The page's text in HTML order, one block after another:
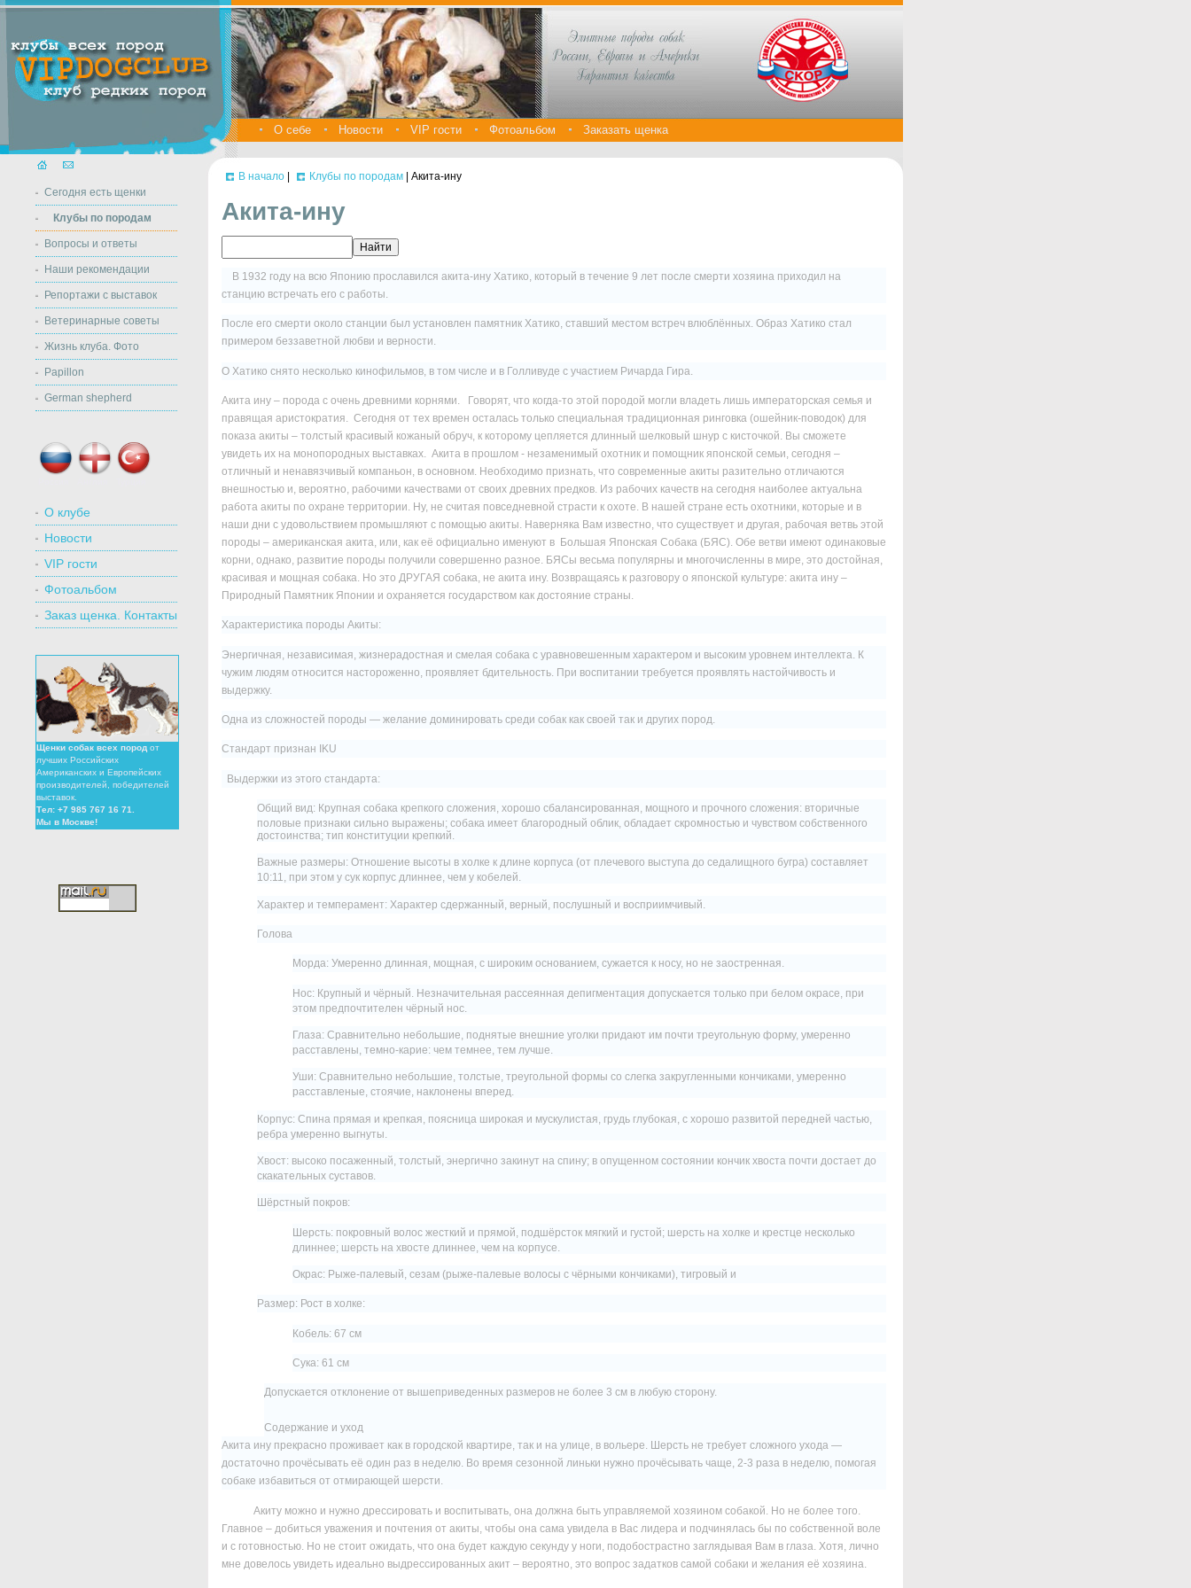
О себе Новости VIP гости Фотоальбом Заказать щенка
Сегодня есть щенки
Клубы по породам
Вопросы и ответы
Наши рекомендации
Репортажи с выставок
Ветеринарные советы
Жизнь клуба. Фото
Papillon
German shepherd
О клубе
Новости
VIP гости
Фотоальбом
Заказ щенка. Контакты
Щенки собак всех пород от
лучших Российских
Американских и Европейских
производителей, победителей
выставок.
Тел: +7 985 767 16 71.
Мы в Москве!
В начало Клубы по породам | Акита-ину
Акита-ину
В 1932 году на всю Японию прославился акита-ину Хатико, который в течение 9 лет после смерти хозяина приходил на
станцию встречать его с работы.
После его смерти около станции был установлен памятник Хатико, ставший местом встреч влюблённых. Образ Хатико стал
примером беззаветной любви и верности.
О Хатико снято несколько кинофильмов, в том числе и в Голливуде с участием Ричарда Гира
Акита ину – порода с очень древними корнями.
Говорят, что когда-то этой породой могли владеть лишь императорская семья и
правящая аристократия. Сегодня от тех времен осталась только специальная традиционная ринговка (ошейник-поводок) для
показа акиты – толстый красивый кожаный обруч, к которому цепляется длинный шелковый шнур с кисточкой. Вы сможете
увидеть их на монопородных выставках. Акита в прошлом - незаменимый охотник и помощник японской семьи, сегодня –
отличный и ненавязчивый компаньон, в основном. Необходимо признать, что современные акиты разительно отличаются
внешностью и, вероятно, рабочими качествами от своих древних предков. Из рабочих качеств на сегодня наиболее актуальна
работа акиты по охране территории. Ну, не считая повседневной страсти к охоте. В нашей стране есть охотники, которые и в
наши дни с удовольствием промышляют с помощью акиты. Наверняка Вам известно, что существует и другая, рабочая ветвь этой
породы – американская акита, или, как её официально именуют в Большая Японская Собака (БЯС). Обе ветви имеют одинаковые
корни, однако, развитие породы получили совершенно разное. БЯСы весьма популярны и многочисленны в мире, это достойная,
красивая и мощная собака. Но это ДРУГАЯ собака, не акита ину. Возвращаясь к разговору о японской культуре: акита ину –
Природный Памятник Японии и охраняется государством как достояние страны.
Характеристика породы Акиты:
Энергичная, независимая, жизнерадостная и смелая собака с уравновешенным характером и высоким уровнем интеллекта. К
чужим людям относится настороженно, проявляет бдительность. При воспитании требуется проявлять настойчивость и
выдержку.
Одна из сложностей породы — желание доминировать среди собак как своей так и других пород.
Стандарт признан IKU
Выдержки из этого стандарта:
Общий вид: Крупная собака крепкого сложения, хорошо сбалансированная, мощного и прочного сложения: вторичные
половые признаки сильно выражены; собака имеет благородный облик, обладает скромностью и чувством собственного
достоинства; тип конституции крепкий.
Важные размеры: Отношение высоты в холке к длине корпуса (от плечевого выступа до седалищного бугра) составляет
10:11, при этом у сук корпус длиннее, чем у кобелей.
Характер и темперамент: Характер сдержанный, верный, послушный и восприимчивый.
Голова
Морда: Умеренно длинная, мощная, с широким основанием, сужается к носу, но не заостренная.
Нос: Крупный и чёрный. Незначительная рассеянная депигментация допускается только при белом окрасе, при
этом предпочтителен чёрный нос.
Глаза: Сравнительно небольшие, поднятые внешние уголки придают им почти треугольную форму, умеренно
расставлены, темно-карие: чем темнее, тем лучше.
Уши: Сравнительно небольшие, толстые, треугольной формы со слегка закругленными кончиками, умеренно
расставленые, стоячие, наклонены вперед.
Корпус: Спина прямая и крепкая, поясница широкая и мускулистая, грудь глубокая, с хорошо развитой передней частью,
ребра умеренно выгнуты.
Хвост: высоко посаженный, толстый, энергично закинут на спину; в опущенном состоянии кончик хвоста почти достает до
скакательных суставов.
Шёрстный покров:
Шерсть: покровный волос жесткий и прямой, подшёрсток мягкий и густой; шерсть на холке и крестце несколько
длиннее; шерсть на хвосте длиннее, чем на корпусе.
Окрас: Рыже-палевый, сезам (рыже-палевые волосы с чёрными кончиками), тигровый и
Размер: Рост в холке:
Кобель: 67 см
Сука: 61 см
Допускается отклонение от вышеприведенных размеров не более 3 см в любую сторону.
Содержание и уход
Акита ину прекрасно проживает как в городской квартире, так и на улице, в вольере. Шерсть не требует сложного ухода —
достаточно прочёсывать её один раз в неделю. Во время сезонной линьки нужно прочёсывать чаще, 2-3 раза в неделю, помогая
собаке избавиться от отмирающей шерсти.
Акиту можно и нужно дрессировать и воспитывать, она должна быть управляемой хозяином собакой. Но не более того.
Главное – добиться уважения и почтения от акиты, чтобы она сама увидела в Вас лидера и подчинялась бы по собственной воле
и с готовностью. Но не стоит ожидать, что она будет каждую секунду у ноги, подобострастно заглядывая Вам в глаза. Хотя, лично
мне довелось увидеть идеально выдрессированных акит – вероятно, это вопрос задатков самой собаки и желания её хозяина.